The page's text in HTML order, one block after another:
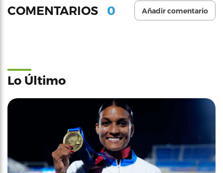
COMENTARIOS 0 Añadir comentario
Lo Último